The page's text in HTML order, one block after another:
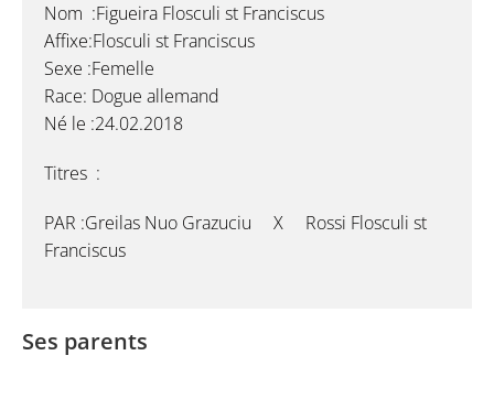
Nom :Figueira Flosculi st Franciscus
Affixe:Flosculi st Franciscus
Sexe :Femelle
Race: Dogue allemand
Né le :24.02.2018
Titres :
PAR :Greilas Nuo Grazuciu X Rossi Flosculi st
Franciscus
Ses parents